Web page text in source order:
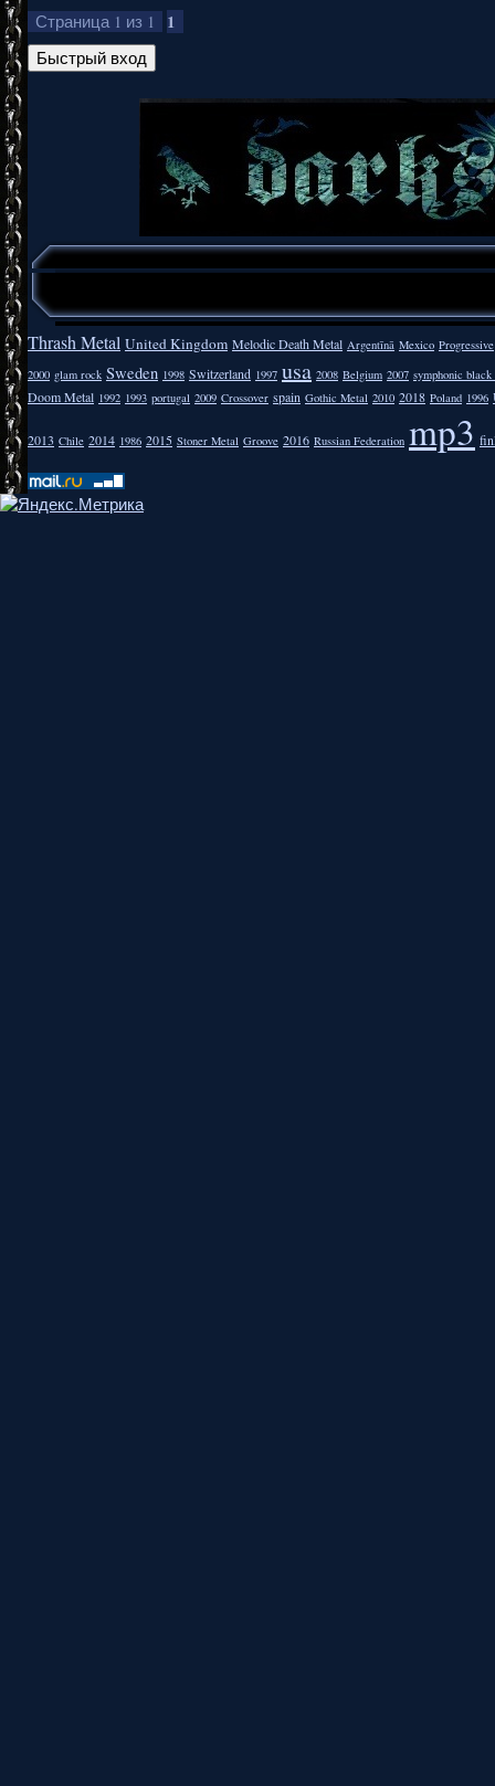
Страница 1 из 1 1
Thrash Metal United Kingdom Melodic Death Metal Argentīnā Mexico Progressive
2000 glam rock Sweden 1998 Switzerland 1997 usa 2008 Belgium 2007 symphonic
Doom Metal 1992 1993 portugal 2009 Crossover spain Gothic Metal 2010 2018 Poland 1996
2013 Chile 2014 1986 2015 Stoner Metal Groove 2016 Russian Federation mp3